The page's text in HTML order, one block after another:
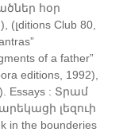
հօր
(լditions Club 80,
of a father”
editions, 1992),
Essays : Տրամ
լեզուի
in the bounderies